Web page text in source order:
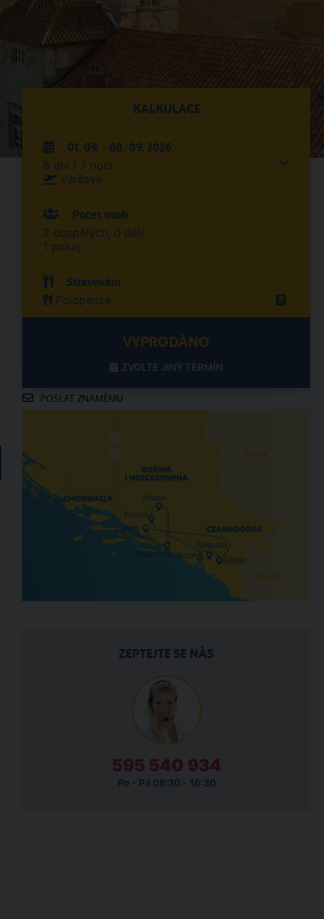
KALKULACE
01. 09. - 08. 09. 2026
8 dní / 7 nocí
Varšava
Počet osob
2 dospělých, 0 dětí
1 pokoj
Stravování
Polopenze
VYPRODÁNO
ZVOLTE JINÝ TERMÍN
POSLAT ZNÁMÉMU
ZEPTEJTE SE NÁS
595 540 934
Po - Pá 08:30 - 16:30